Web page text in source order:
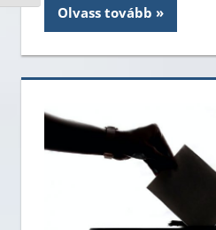
Olvass tovább